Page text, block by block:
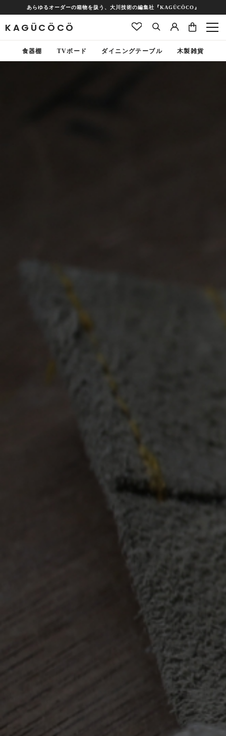
あらゆるオーダーの箱物を扱う、大川技術の編集社『KAGÜCÖCO』
KAGÜCÖCÖ
食器棚 TVボード ダイニングテーブル 木製雑貨